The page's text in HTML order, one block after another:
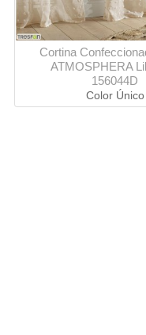
Cortina
ATMOSPHERA
156044D
Color Único